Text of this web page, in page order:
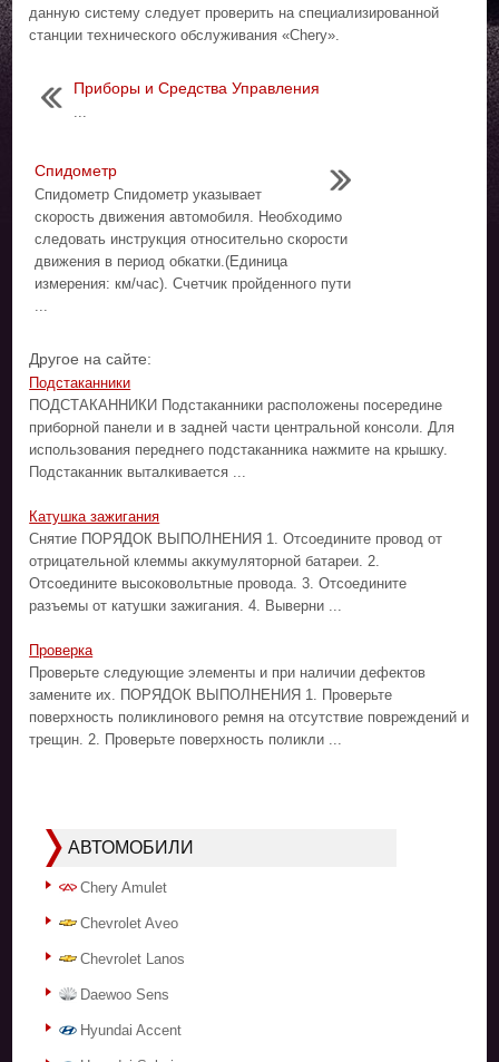
данную систему следует проверить на специализированной
станции технического обслуживания «Chery».
Приборы и Средства Управления
Спидометр
Спидометр Спидометр указывает
скорость движения автомобиля. Необходимо
следовать инструкция относительно скорости
движения в период обкатки.(Единица
измерения: км/час). Счетчик пройденного пути
Другое на сайте:
Подстаканники
ПОДСТАКАННИКИ Подстаканники расположены посередине
приборной панели и в задней части центральной консоли. Для
использования переднего подстаканника нажмите на крышку.
Подстаканник выталкивается ...
Катушка зажигания
Снятие ПОРЯДОК ВЫПОЛНЕНИЯ 1. Отсоедините провод от
отрицательной клеммы аккумуляторной батареи. 2.
Отсоедините высоковольтные провода. 3. Отсоедините
разъемы от катушки зажигания. 4. Выверни ...
Проверка
Проверьте следующие элементы и при наличии дефектов
замените их. ПОРЯДОК ВЫПОЛНЕНИЯ 1. Проверьте
поверхность поликлинового ремня на отсутствие повреждений и
трещин. 2. Проверьте поверхность поликли ...
АВТОМОБИЛИ
Chery Amulet
Chevrolet Aveo
Chevrolet Lanos
Daewoo Sens
Hyundai Accent